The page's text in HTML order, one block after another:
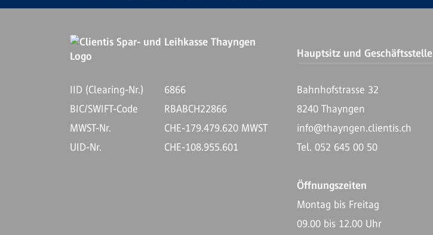
Hauptsitz und Geschäftsstelle
IID (Clearing-Nr.)
6866
BIC/SWIFT-Code
RBABCH22866
MWST-Nr.
CHE-179.479.620 MWST
UID-Nr.
CHE-108.955.601
Bahnhofstrasse 32
8240 Thayngen
info@thayngen.clientis.ch
Tel. 052 645 00 50
Öffnungszeiten
Montag bis Freitag
09.00 bis 12.00 Uhr